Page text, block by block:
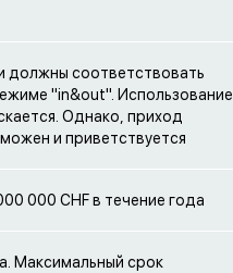
должны соответствовать
"in&out". Использование
Однако, приход
и приветствуется
000 CHF в течение года
Максимальный срок